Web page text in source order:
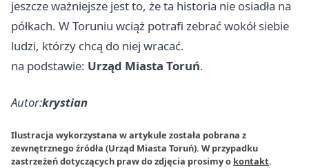
jeszcze ważniejsze jest to, że ta historia nie osiadła na
półkach. W Toruniu wciąż potrafi zebrać wokół siebie
ludzi, którzy chcą do niej wracać.
na podstawie: Urząd Miasta Toruń.
Autor:krystian
Ilustracja wykorzystana w artykule została pobrana z
zewnętrznego źródła (Urząd Miasta Toruń). W przypadku
zastrzeżeń dotyczących praw do zdjęcia prosimy o kontakt.